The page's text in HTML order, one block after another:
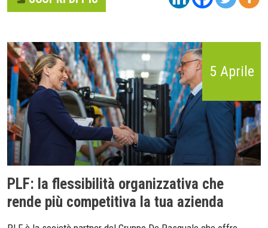
5 Aprile
PLF: la flessibilità organizzativa che
rende più competitiva la tua azienda